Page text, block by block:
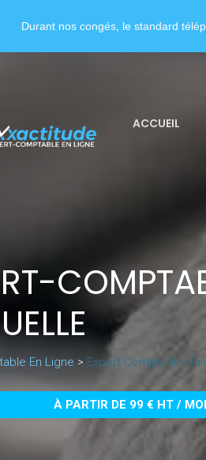
ACCUEIL
En Ligne > Expert-Comptable
À PARTIR DE 99 € HT /
Durant nos congés, le standard